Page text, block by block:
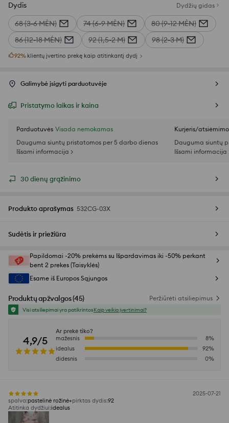
Dydis Dydžių gidas
68 (3-6 MĖN) 74 (6-9 MĖN)
80 (9-12 MĖN)
86 (12-18 MĖN)
92 (1,5-2 M) 98 (2-3 M)
92% klientų įvertino prekę kaip atitinkantį dydį
Galimybė įsigyti parduotuvėje
Pristatymo laikas ir kaina
Parduotuvės Visada nemokamas
Dauguma siuntų pristatomos per 5 darbo dienas
Išsami informacija >
Kurjeris/
Dauguma siuntų
Išsami informacija
30 dienų grąžinimo
Produkto aprašymas 532CG-03X
Sudėtis ir priežiūra
Papildomai -20% prekėms su Išpardavimas iki -50% perkant
bent 2 prekes (Taisyklės)
Esame iš Europos Sąjungos
Produktų apžvalgos(45) Peržiūrėti atsiliepimus
Visi atsiliepimai yra patikrintosKaip veikia įvertinimai?
4,9/5
Ar prekė tiko?
mažesnis
8%
idealus
92%
didesnis
0%
2025-07-21
spalva:pastelinė rožinė pirktas dydis:92
Atitinka dydžiui:idealus